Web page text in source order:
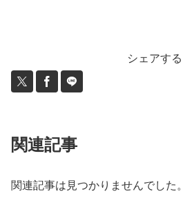
シェアする
関連記事
関連記事は見つかりませんでした。